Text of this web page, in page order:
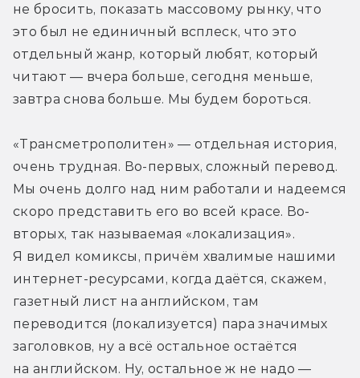
не бросить, показать массовому рынку, что
это был не единичный всплеск, что это
отдельный жанр, который любят, который
читают — вчера больше, сегодня меньше,
завтра снова больше. Мы будем бороться.
«Трансметрополитен» — отдельная история,
очень трудная. Во-первых, сложный перевод.
Мы очень долго над ним работали и надеемся
скоро представить его во всей красе. Во-
вторых, так называемая «локализация».
Я видел комиксы, причём хвалимые нашими
интернет-ресурсами, когда даётся, скажем,
газетный лист на английском, там
переводится (локализуется) пара значимых
заголовков, ну а всё остальное остаётся
на английском. Ну, остальное ж не надо —